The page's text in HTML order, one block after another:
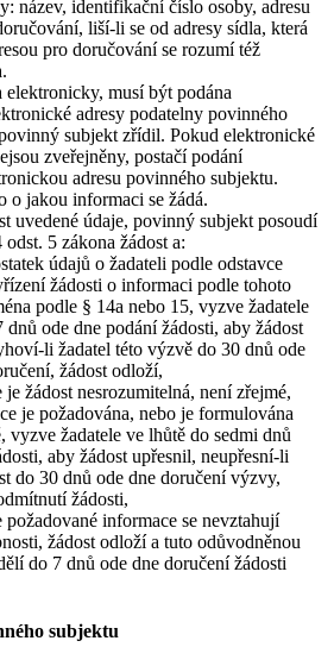
název, identifikační číslo osoby, adresu
liší-li se od adresy sídla, která
pro doručování se rozumí též
elektronicky, musí být podána
adresy podatelny povinného
subjekt zřídil. Pokud elektronické
zveřejněny, postačí podání
adresu povinného subjektu.
o jakou informaci se žádá.
uvedené údaje, povinný subjekt posoudí
5 zákona žádost a:
údajů o žadateli podle odstavce
žádosti o informaci podle tohoto
podle § 14a nebo 15, vyzve žadatele
dnů ode dne podání žádosti, aby žádost
li žadatel této výzvě do 30 dnů ode
žádost odloží,
je žádost nesrozumitelná, není zřejmé,
je požadována, nebo je formulována
vyzve žadatele ve lhůtě do sedmi dnů
aby žádost upřesnil, neupřesní-li
do 30 dnů ode dne doručení výzvy,
žádosti,
požadované informace se nevztahují
žádost odloží a tuto odůvodněnou
do 7 dnů ode dne doručení žádosti
subjektu